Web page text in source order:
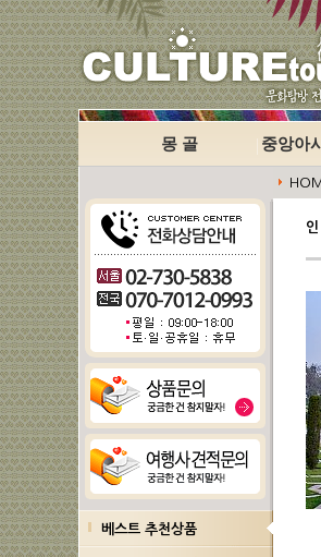
몽 골 중앙아
베스트 추천상품